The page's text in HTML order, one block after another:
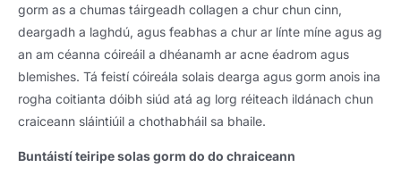
gorm as a chumas táirgeadh collagen a chur chun cinn,
deargadh a laghdú, agus feabhas a chur ar línte míne agus ag
an am céanna cóireáil a dhéanamh ar acne éadrom agus
blemishes. Tá feistí cóireála solais dearga agus gorm anois ina
rogha coitianta dóibh siúd atá ag lorg réiteach ildánach chun
craiceann sláintiúil a chothabháil sa bhaile.
Buntáistí teiripe solas gorm do do chraiceann